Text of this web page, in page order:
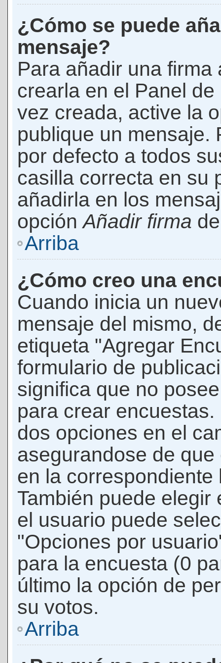
¿Cómo se puede
mensaje?
Para añadir una
crearla en el Panel
vez creada, active la
publique un mensaje.
por defecto a todos
casilla correcta en su
añadirla en los
opciónAñadir firma
Arriba
¿Cómo creo una
Cuando inicia un
mensaje del mismo,
etiqueta "Agregar
formulario de
significa que no
para crear
dos opciones en el
asegurandose de
en la
También puede
el usuario puede
"Opciones por
para la encuesta (0
último la opción de
su votos.
Arriba